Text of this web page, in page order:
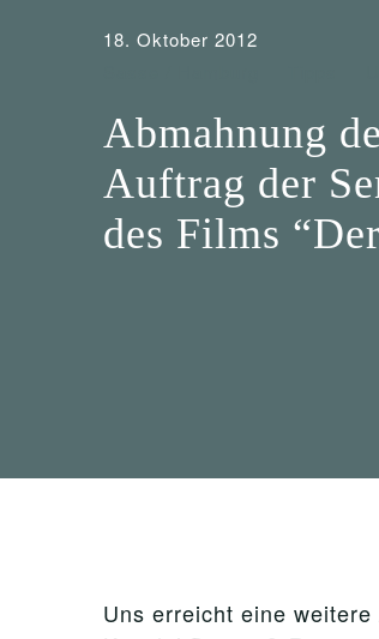
18. Oktober 2012
Abmahnung
Auftrag der
des Films
Uns erreicht eine